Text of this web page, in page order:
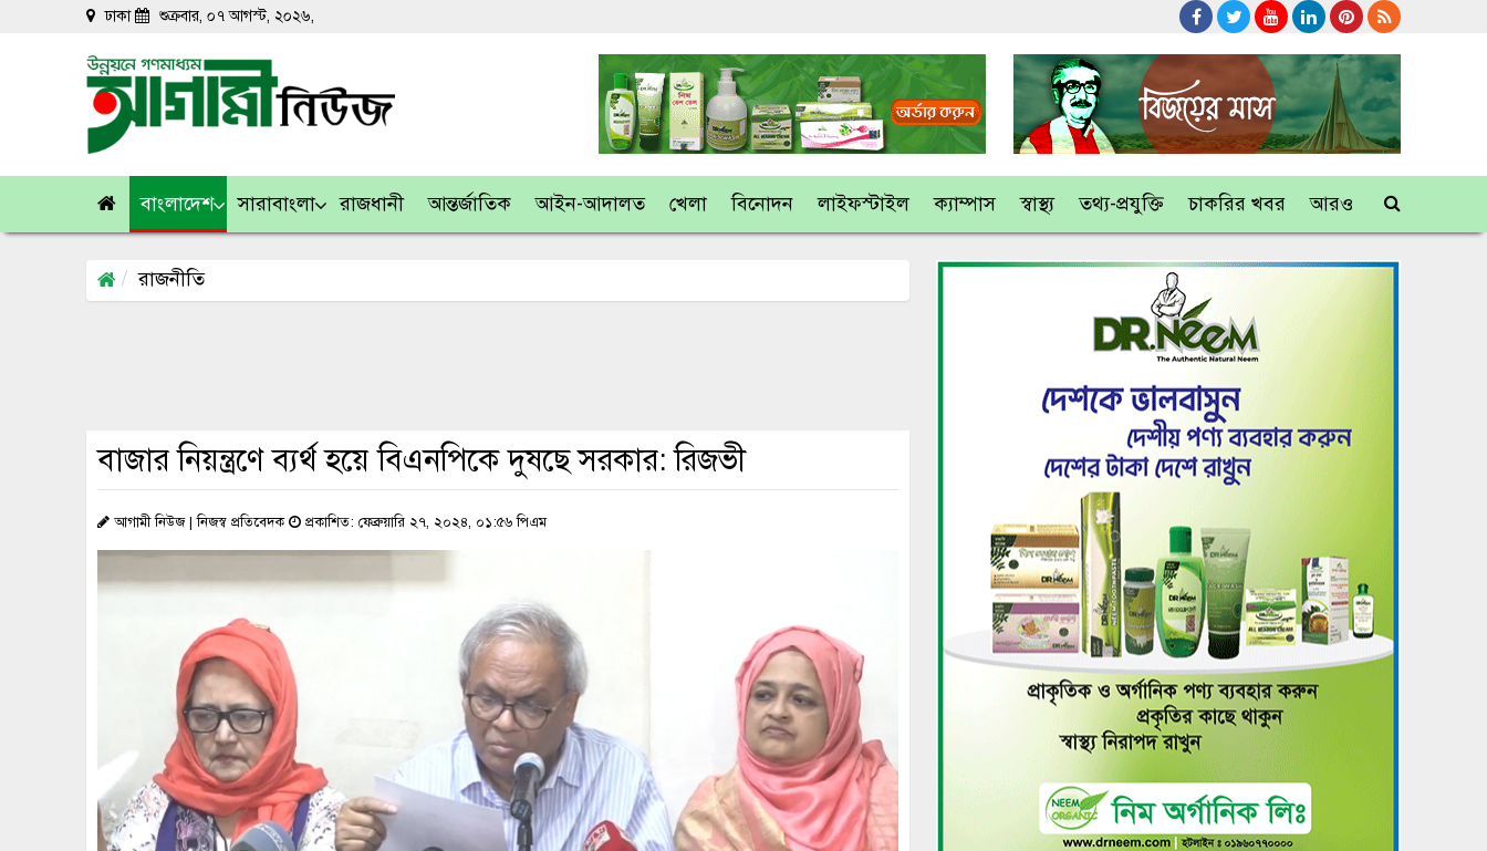
ঢাকা শুক্রবার, ০৭ আগস্ট, ২০২৬,
বাংলাদেশ সারাবাংলা রাজধানী আন্তর্জাতিক আইন-আদালত খেলা বিনোদন লাইফস্টাইল ক্যাম্পাস স্বাস্থ্য তথ্য-প্রযুক্তি চাকরির খবর আরও
রাজনীতি
বাজার নিয়ন্ত্রণে ব্যর্থ হয়ে বিএনপিকে দুষছে সরকার: রিজভী
আগামী নিউজ | নিজস্ব প্রতিবেদক প্রকাশিত: ফেব্রুয়ারি ২৭, ২০২৪, ০১:৫৬ পিএম